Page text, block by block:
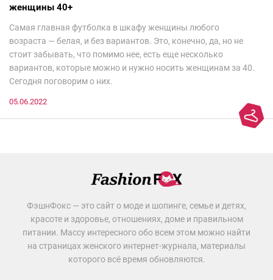
женщины 40+
Самая главная футболка в шкафу женщины любого
возраста — белая, и без вариантов. Это, конечно, да, но не
стоит забывать, что помимо нее, есть еще несколько
вариантов, которые можно и нужно носить женщинам за 40.
Сегодня поговорим о них.
05.06.2022
ФэшнФокс — это сайт о моде и шопинге, семье и детях,
красоте и здоровье, отношениях, доме и правильном
питании. Массу интересного обо всем этом можно найти
на страницах женского интернет-журнала, материалы
которого всё время обновляются.